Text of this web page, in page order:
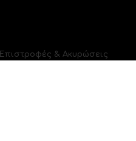
Επιστροφές & Ακυρώσεις